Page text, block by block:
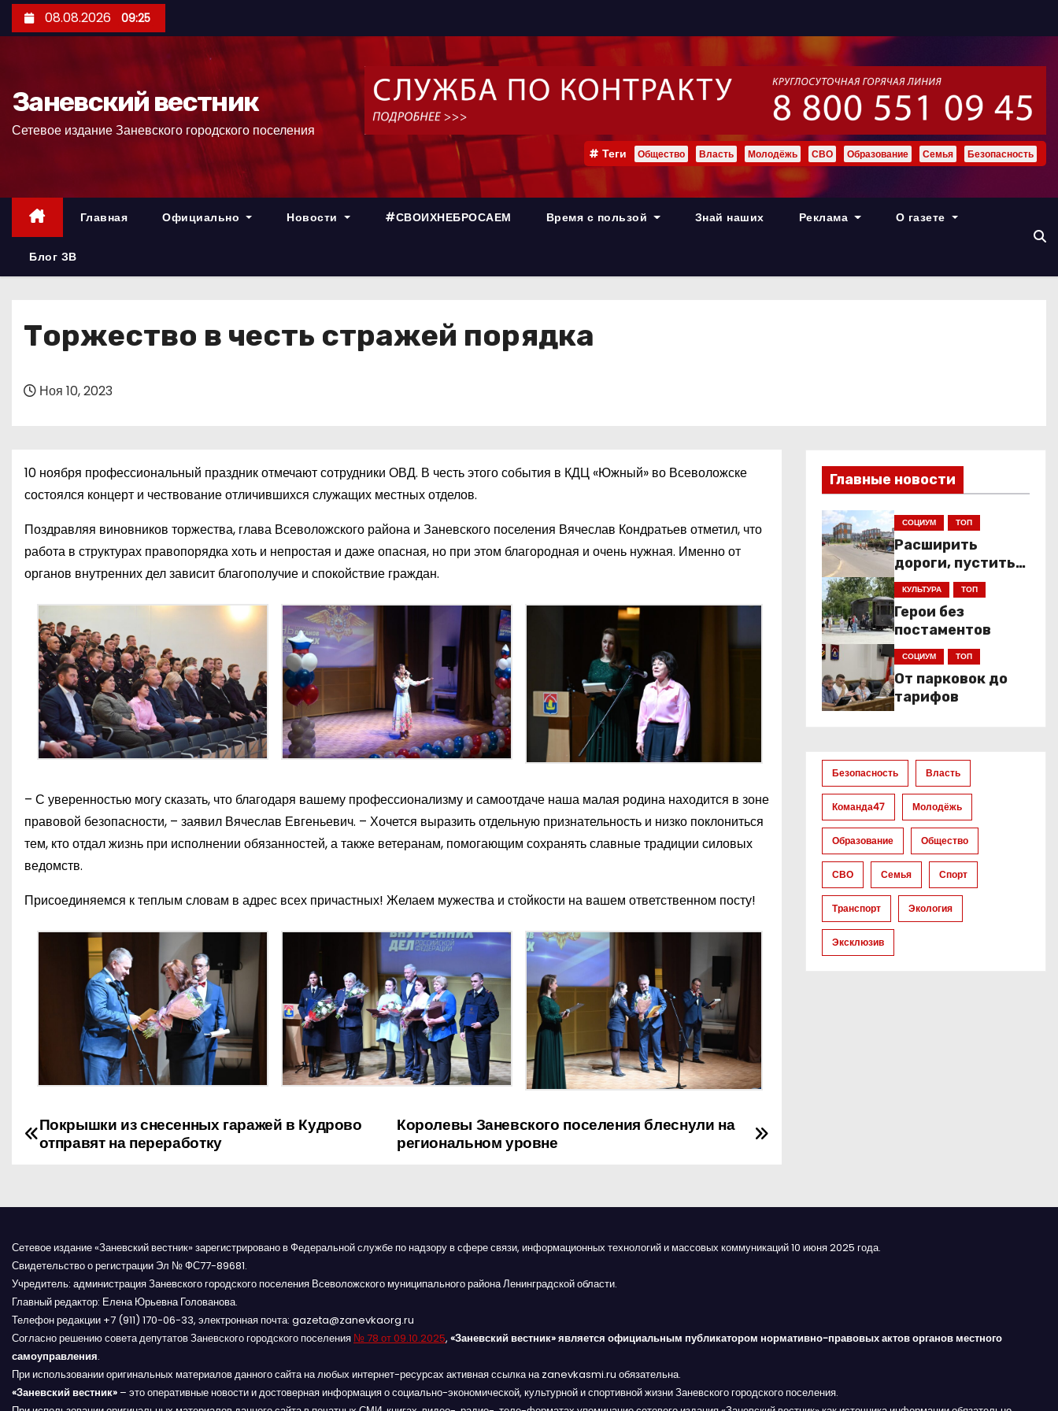
е
р
08.08.2026 09:25
Заневский вестник
Сетевое издание Заневского городского поселения
Теги Общество Власть Молодёжь СВО Образование Семья Безопасность
Главная Официально Новости #СВОИХНЕБРОСАЕМ Время с пользой Знай наших Реклама О газете
Блог ЗВ
Торжество в честь стражей порядка
Ноя 10, 2023
10 ноября профессиональный праздник отмечают сотрудники ОВД. В честь этого события в КДЦ «Южный» во Всеволожске
состоялся концерт и чествование отличившихся служащих местных отделов.
Поздравляя виновников торжества, глава Всеволожского района и Заневского поселения Вячеслав Кондратьев отметил, что
работа в структурах правопорядка хоть и непростая и даже опасная, но при этом благородная и очень нужная. Именно от
органов внутренних дел зависит благополучие и спокойствие граждан.
– С уверенностью могу сказать, что благодаря вашему профессионализму и самоотдаче наша малая родина находится в зоне
правовой безопасности, – заявил Вячеслав Евгеньевич. – Хочется выразить отдельную признательность и низко поклониться
тем, кто отдал жизнь при исполнении обязанностей, а также ветеранам, помогающим сохранять славные традиции силовых
ведомств.
Присоединяемся к теплым словам в адрес всех причастных! Желаем мужества и стойкости на вашем ответственном посту!
Н
г
а
ц
и
я
Королевы Заневского поселения блеснули на
региональном уровне
Покрышки из снесенных гаражей в Кудрово
отправят на переработку
Главные новости
СОЦИУМ ТОП
Расширить
дороги, пустить
низкопольники
КУЛЬТУРА ТОП
Герои без
постаментов
СОЦИУМ ТОП
От парковок до
тарифов
Безопасность Власть
Команда47 Молодёжь
Образование Общество
СВО Семья Спорт
Транспорт Экология
Эксклюзив
Сетевое издание «Заневский вестник» зарегистрировано в Федеральной службе по надзору в сфере связи, информационных технологий и массовых коммуникаций 10 июня 2025 года.
Свидетельство о регистрации Эл № ФС77-89681.
Учредитель: администрация Заневского городского поселения Всеволожского муниципального района Ленинградской области.
Главный редактор: Елена Юрьевна Голованова.
Телефон редакции +7 (911) 170-06-33, электронная почта: gazeta@zanevkaorg.ru
Согласно решению совета депутатов Заневского городского поселения № 78 от 09.10.2025, «Заневский вестник» является официальным публикатором нормативно-правовых актов органов местного
самоуправления.
При использовании оригинальных материалов данного сайта на любых интернет-ресурсах активная ссылка на zanevkasmi.ru обязательна.
«Заневский вестник» – это оперативные новости и достоверная информация о социально-экономической, культурной и спортивной жизни Заневского городского поселения.